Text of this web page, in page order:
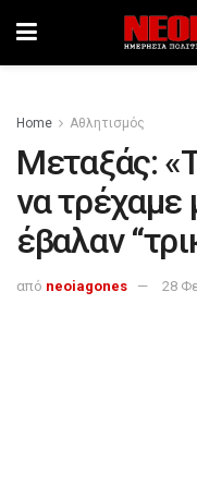
Home Αθλητισμός
Μεταξάς:
να τρέχαμε
έβαλαν
από neoiagones 28